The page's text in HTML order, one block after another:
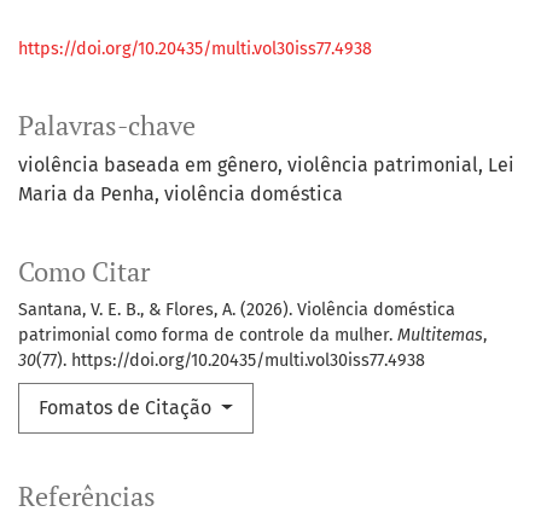
Palavras-chave
violência baseada em gênero violência patrimonial Lei
Maria da Penha violência doméstica
Como Citar
Santana, V. E. B., & Flores, A. (2026). Violência doméstica
patrimonial como forma de controle da mulher. Multitemas,
30(77). https://doi.org/10.20435/multi.vol30iss77.4938
Fomatos de Citação
https://doi.org/10.20435/multi.vol30iss77.4938
Referências